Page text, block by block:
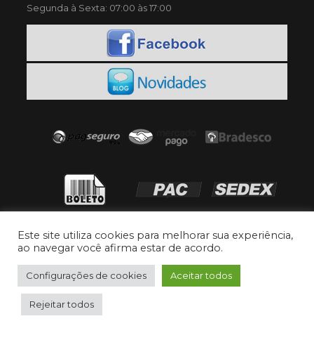
Segunda à Sexta: 07:00 às 17:00
Copyright © 2017 Curtume São Marcos |
Este site utiliza cookies para melhorar sua experiência,
ao navegar você afirma estar de acordo.
Configurações de cookies Aceitar todos
Rejeitar todos